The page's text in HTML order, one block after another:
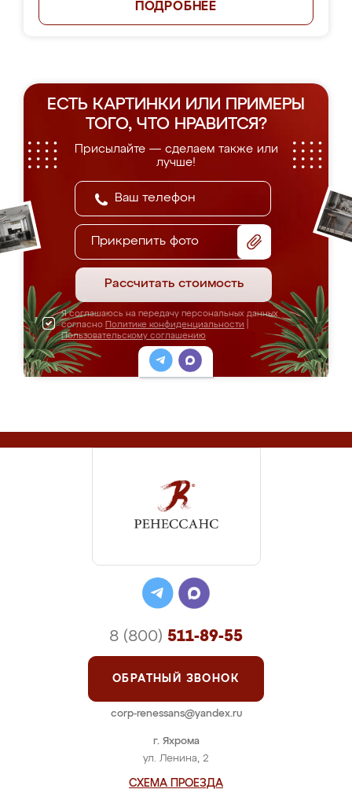
ПОДРОБНЕЕ
ЕСТЬ КАРТИНКИ ИЛИ ПРИМЕРЫ
ТОГО, ЧТО НРАВИТСЯ?
Присылайте — сделаем также или
лучше!
Прикрепить фото
Рассчитать стоимость
Я соглашаюсь на передачу персональных данных
согласно Политике конфиденциальности
Пользовательскому соглашению
г. Яхрома
ул. Ленина, 2
СХЕМА ПРОЕЗДА
8 (800) 511-89-55
ОБРАТНЫЙ ЗВОНОК
corp-renessans@yandex.ru